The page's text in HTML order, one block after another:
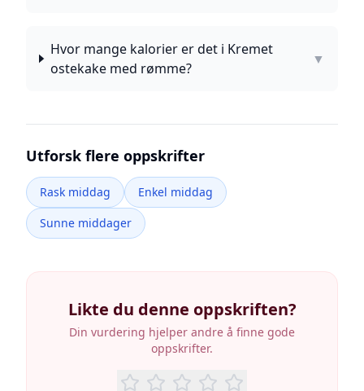
Hvor mange kalorier er det i Kremet
ostekake med rømme?
▼
Utforsk flere oppskrifter
Rask middag
Enkel middag
Sunne middager
Likte du denne oppskriften?
Din vurdering hjelper andre å finne gode
oppskrifter.